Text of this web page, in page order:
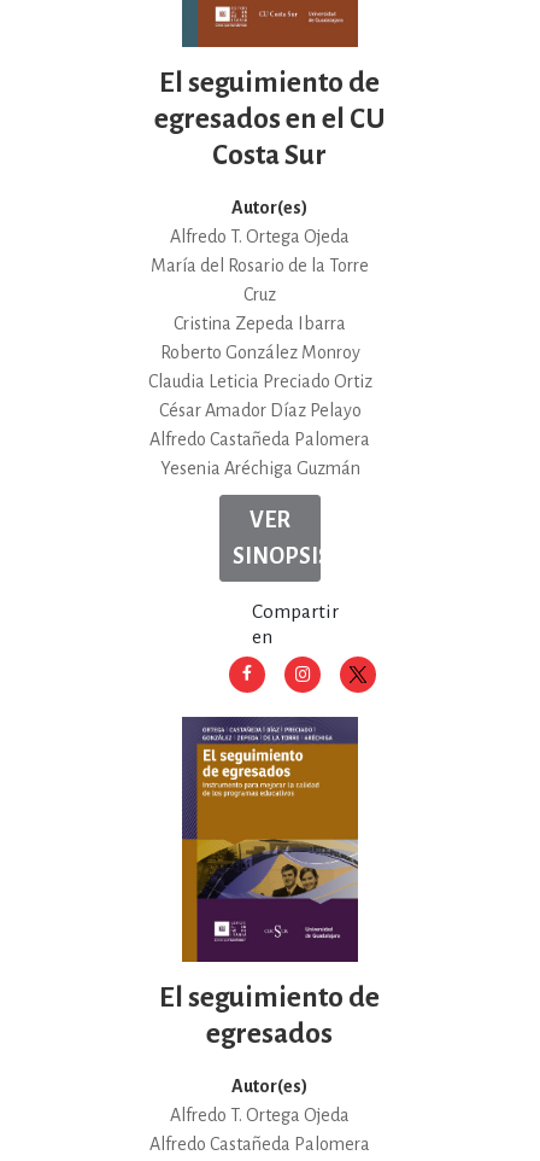
El seguimiento de
egresados en el CU
Costa Sur
Autor(es)
Alfredo T. Ortega Ojeda
María del Rosario de la Torre
Cruz
Cristina Zepeda Ibarra
Roberto González Monroy
Claudia Leticia Preciado Ortiz
César Amador Díaz Pelayo
Alfredo Castañeda Palomera
Yesenia Aréchiga Guzmán
VER
SINOPSIS
Compartir
en
El seguimiento de
egresados
Autor(es)
Alfredo T. Ortega Ojeda
Alfredo Castañeda Palomera